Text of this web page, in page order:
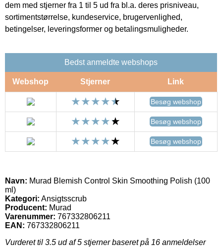
dem med stjerner fra 1 til 5 ud fra bl.a. deres prisniveau,
sortimentstørrelse, kundeservice, brugervenlighed,
betingelser, leveringsformer og betalingsmuligheder.
Bedst anmeldte webshops
Webshop Stjerner Link
Besøg webshop
Besøg webshop
Besøg webshop
Navn: Murad Blemish Control Skin Smoothing Polish (100
ml)
Kategori: Ansigtsscrub
Producent: Murad
Varenummer: 767332806211
EAN: 767332806211
Vurderet til 3.5 ud af 5 stjerner baseret på 16 anmeldelser